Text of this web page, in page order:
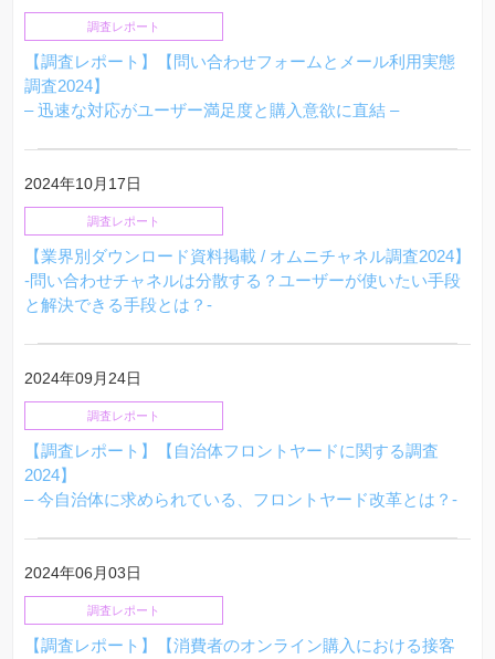
調査レポート
【調査レポート】【問い合わせフォームとメール利用実態
調査2024】
– 迅速な対応がユーザー満足度と購入意欲に直結 –
2024年10月17日
調査レポート
【業界別ダウンロード資料掲載 / オムニチャネル調査2024】
-問い合わせチャネルは分散する？ユーザーが使いたい手段
と解決できる手段とは？-
2024年09月24日
調査レポート
【調査レポート】【自治体フロントヤードに関する調査
2024】
– 今自治体に求められている、フロントヤード改革とは？-
2024年06月03日
調査レポート
【調査レポート】【消費者のオンライン購入における接客